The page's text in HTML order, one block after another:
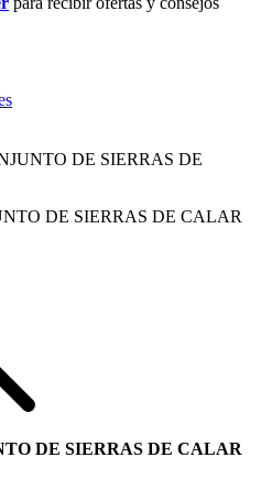
DE SIERRAS DE
DE SIERRAS DE CALAR